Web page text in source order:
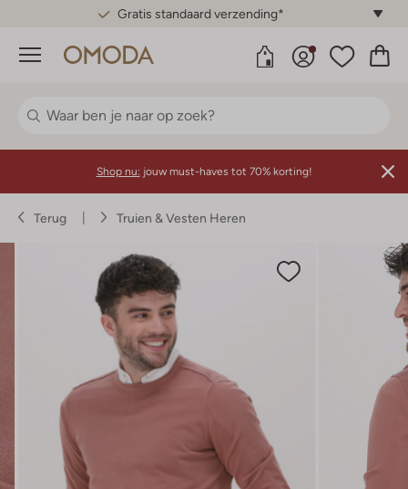
Gratis standaard verzending*
Menu
Shop nu: jouw must-haves tot 70% korting!
Terug Truien & Vesten Heren